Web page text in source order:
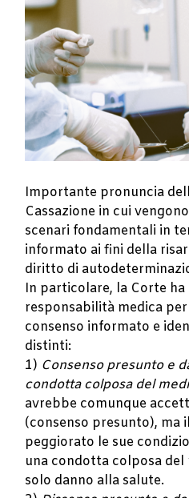
Importante pronuncia
Cassazione in cui
scenari fondamentali in
informato ai fini della
diritto di
In particolare, la Corte
responsabilità medica
consenso informato e
distinti:
1) Consenso presunto e
condotta colposa del
avrebbe comunque
(consenso presunto), ma
peggiorato le sue
una condotta colposa del
solo danno alla salute.